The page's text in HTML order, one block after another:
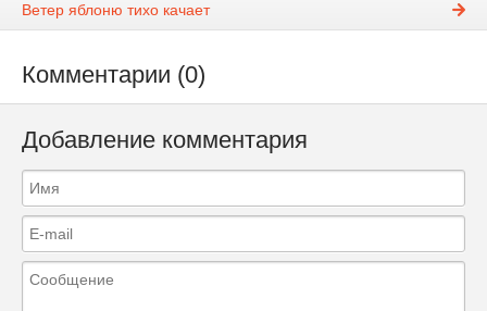
Ветер яблоню тихо качает
Комментарии (0)
Добавление комментария